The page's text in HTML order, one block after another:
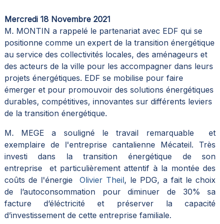
Mercredi 18 Novembre 2021
M. MONTIN a rappelé le partenariat avec EDF qui se
positionne comme un expert de la transition énergétique
au service des collectivités locales, des aménageurs et
des acteurs de la ville pour les accompagner dans leurs
projets énergétiques. EDF se mobilise pour faire
émerger et pour promouvoir des solutions énergétiques
durables, compétitives, innovantes sur différents leviers
de la transition énergétique.
M. MEGE a souligné le travail remarquable et
exemplaire de l'entreprise cantalienne Mécateil. Très
investi dans la transition énergétique de son
entreprise et particulièrement attentif à la montée des
coûts de l'énergie Olivier Theil, le PDG, a fait le choix
de l’autoconsommation pour diminuer de 30% sa
facture d’éléctricité et préserver la capacité
d’investissement de cette entreprise familiale.